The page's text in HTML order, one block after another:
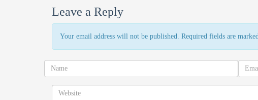
Leave a Reply
Your email address will not be published. Required fields are marked